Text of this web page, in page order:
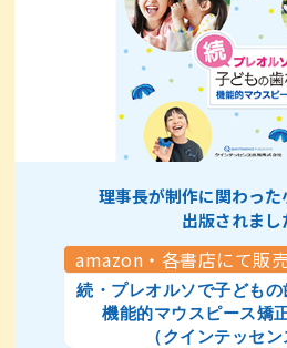
理事長が制作に関わっ
出版されまし
amazon・各書店にて販
続・プレオルソで子どもの
機能的マウスピース矯
（クインテッセン